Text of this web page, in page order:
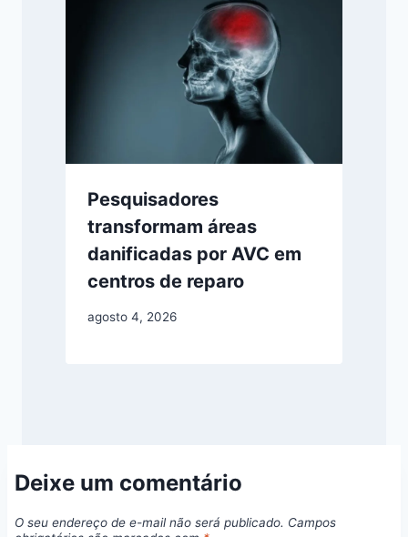
Pesquisadores
transformam áreas
danificadas por AVC em
centros de reparo
agosto 4, 2026
Deixe um comentário
O seu endereço de e-mail não será publicado. Campos